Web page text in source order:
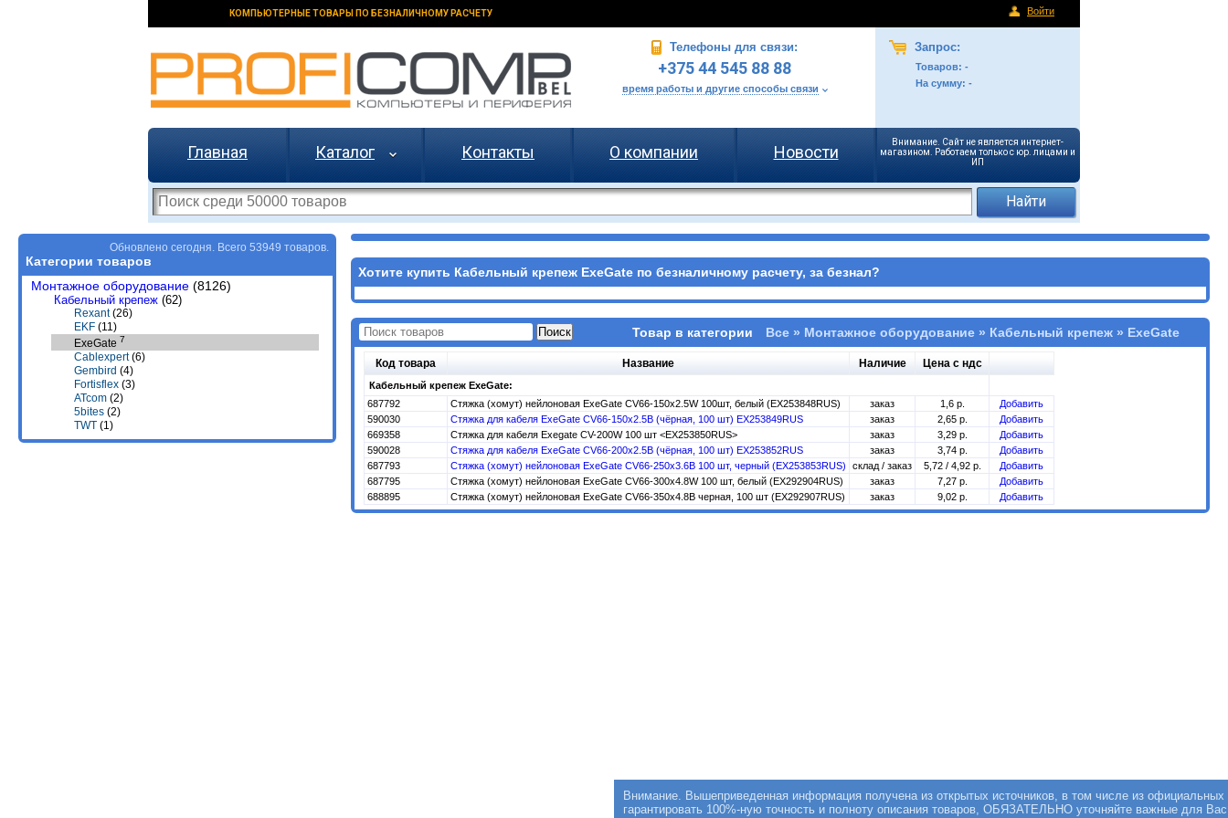
КОМПЬЮТЕРНЫЕ ТОВАРЫ ПО БЕЗНАЛИЧНОМУ РАСЧЕТУ Войти
Телефоны для связи:
+375 44 545 88 88
время работы и другие способы связи
Запрос:
Товаров: -
На сумму: -
Главная Каталог Контакты О компании Новости
Внимание. Сайт не является интернет-
магазином. Работаем только с юр. лицами и
ИП
Обновлено сегодня. Всего 53949 товаров.
Категории товаров
Монтажное оборудование (8126)
Кабельный крепеж (62)
Rexant(26)
EKF (11)
ExeGate 7
Cablexpert(6)
Gembird (4)
Fortisflex (3)
ATcom (2)
5bites (2)
TWT (1)
Хотите купить Кабельный крепеж ExeGate по безналичному расчету, за безнал?
Товар в категории Все » Монтажное оборудование » Кабельный крепеж » ExeGate
Код товара Название Наличие Цена с ндс
Кабельный крепеж ExeGate:
687792
Стяжка (хомут) нейлоновая ExeGate CV66-150x2.5W 100шт, белый (EX253848RUS) заказ 1,6 р.
Добавить
590030
Стяжка для кабеля ExeGate CV66-150x2.5B (чёрная, 100 шт) EX253849RUS заказ 2,65 р.
Добавить
669358
Стяжка для кабеля Exegate CV-200W 100 шт <EX253850RUS> заказ 3,29 р.
Добавить
590028
Стяжка для кабеля ExeGate CV66-200x2.5B (чёрная, 100 шт) EX253852RUS заказ 3,74 р.
Добавить
687793
Стяжка (хомут) нейлоновая ExeGate CV66-250x3.6B 100 шт, черный (EX253853RUS) склад / заказ 5,72 / 4,92 р.
Добавить
687795
Стяжка (хомут) нейлоновая ExeGate CV66-300x4.8W 100 шт, белый (EX292904RUS) заказ 7,27 р.
Добавить
688895
Стяжка (хомут) нейлоновая ExeGate CV66-350x4.8B черная, 100 шт (EX292907RUS) заказ 9,02 р. Добавить
Внимание. Вышеприведенная информация получена из открытых источников, в том числе из
гарантировать 100%-ную точность и полноту описания товаров, ОБЯЗАТЕЛЬНО уточняйте важные для